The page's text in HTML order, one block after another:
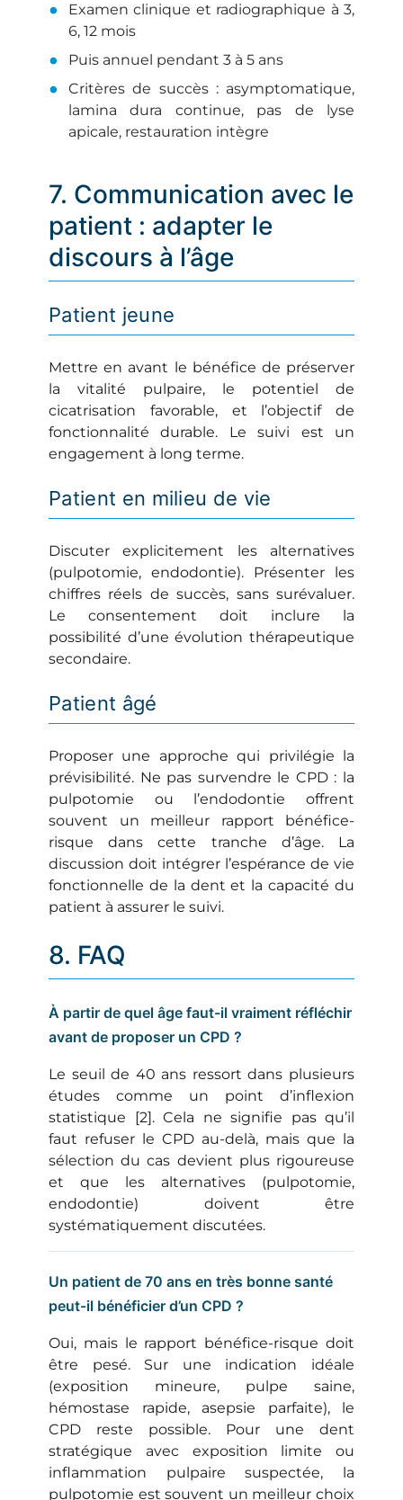
Examen clinique et radiographique à 3,
6, 12 mois
Puis annuel pendant 3 à 5 ans
Critères de succès : asymptomatique,
lamina dura continue, pas de lyse
apicale, restauration intègre
7. Communication avec le
patient : adapter le
discours à l’âge
Patient jeune
Mettre en avant le bénéfice de préserver
la vitalité pulpaire, le potentiel de
cicatrisation favorable, et l’objectif de
fonctionnalité durable. Le suivi est un
engagement à long terme.
Patient en milieu de vie
Discuter explicitement les alternatives
(pulpotomie, endodontie). Présenter les
chiffres réels de succès, sans surévaluer.
Le consentement doit inclure la
possibilité d’une évolution thérapeutique
secondaire.
Patient âgé
Proposer une approche qui privilégie la
prévisibilité. Ne pas survendre le CPD : la
pulpotomie ou l’endodontie offrent
souvent un meilleur rapport bénéfice-
risque dans cette tranche d’âge. La
discussion doit intégrer l’espérance de vie
fonctionnelle de la dent et la capacité du
patient à assurer le suivi.
8. FAQ
À partir de quel âge faut-il vraiment réfléchir
avant de proposer un CPD ?
Le seuil de 40 ans ressort dans plusieurs
études comme un point d’inflexion
statistique [2]. Cela ne signifie pas qu’il
faut refuser le CPD au-delà, mais que la
sélection du cas devient plus rigoureuse
et que les alternatives (pulpotomie,
endodontie) doivent être
systématiquement discutées.
Un patient de 70 ans en très bonne santé
peut-il bénéficier d’un CPD ?
Oui, mais le rapport bénéfice-risque doit
être pesé. Sur une indication idéale
(exposition mineure, pulpe saine,
hémostase rapide, asepsie parfaite), le
CPD reste possible. Pour une dent
stratégique avec exposition limite ou
inflammation pulpaire suspectée, la
pulpotomie est souvent un meilleur choix